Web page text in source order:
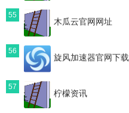
55
木瓜云官网网址
56
旋风加速器官网下载
57
柠檬资讯